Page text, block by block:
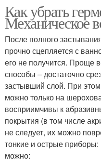
Как убрать
Механическое
После полного
прочно сцепляется с
его не получится. Проще
способы – достаточно
застывший слой. При
можно только на
восприимчивы к
покрытия (в том числе
не следует, их можно
тонкие и острые
можно: